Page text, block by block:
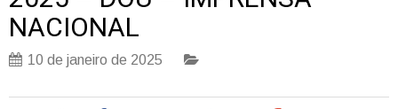
NACIONAL
10 de janeiro de 2025